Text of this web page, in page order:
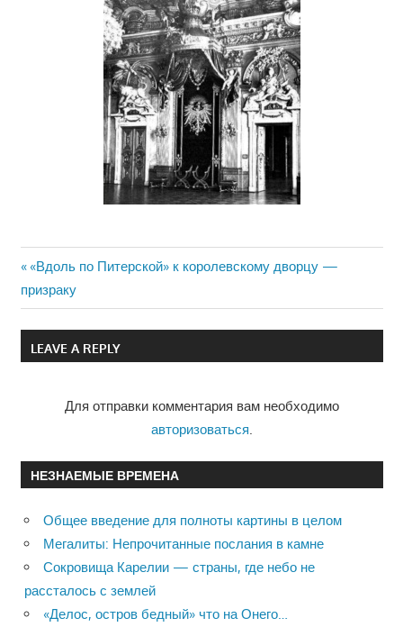
Навигация
по
записям
Previous
Post:
«Вдоль по Питерской» к королевскому дворцу —
призраку
LEAVE A REPLY
Для отправки комментария вам необходимо
авторизоваться
НЕЗНАЕМЫЕ ВРЕМЕНА
Общее введение для полноты картины в целом
Мегалиты: Непрочитанные послания в камне
Сокровища Карелии — страны, где небо не
рассталось с землей
«Делос, остров бедный» что на Онего…